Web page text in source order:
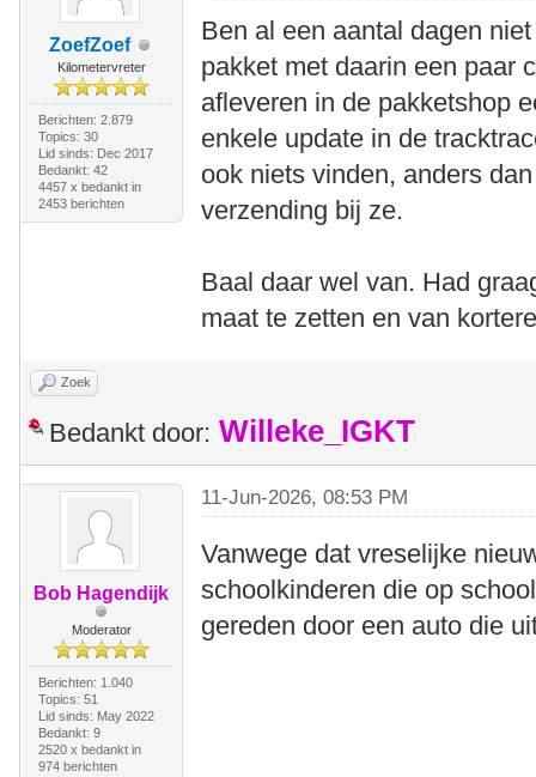
ZoefZoef
Kilometervreter
Berichten: 2.879
Topics: 30
Lid sinds: Dec 2017
Bedankt: 42
4457 x bedankt in
2453 berichten
Ben al een aantal dagen
pakket met daarin een paar
afleveren in de pakketshop
enkele update in de
ook niets vinden, anders
verzending bij ze.
Baal daar wel van. Had
maat te zetten en van
Zoek
Bedankt door: Willeke_IGKT
Bob Hagendijk
Moderator
Berichten: 1.040
Topics: 51
Lid sinds: May 2022
Bedankt: 9
2520 x bedankt in
974 berichten
11-Jun-2026, 08:53 PM
Vanwege dat vreselijke
schoolkinderen die op
gereden door een auto die